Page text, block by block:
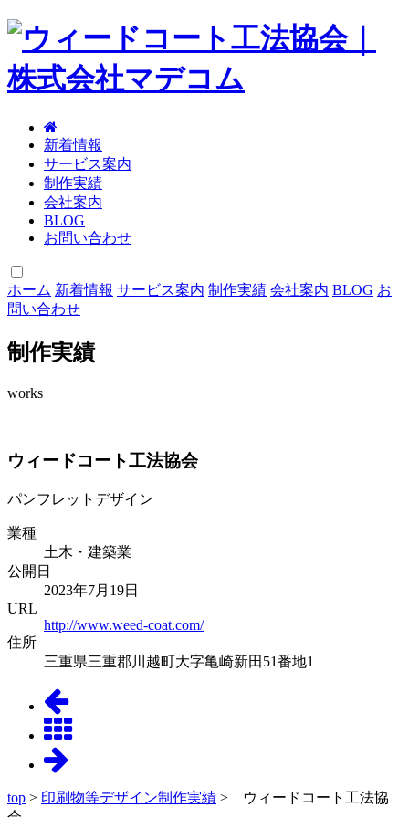
新着情報
サービス案内
制作実績
会社案内
BLOG
お問い合わせ
ホーム 新着情報 サービス案内 制作実績 会社案内 BLOG お
問い合わせ
制作実績
works
ウィードコート工法協会
パンフレットデザイン
業種
土木・建築業
公開日
2023年7月19日
URL
http://www.weed-coat.com/
住所
三重県三重郡川越町大字亀崎新田51番地1
top > 印刷物等デザイン制作実績 > ウィードコート工法協